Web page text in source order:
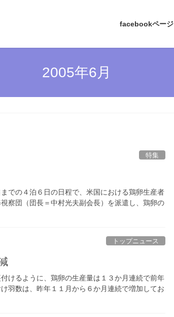
facebookページ
2005年6月
特集
での４泊６日の日程で、米国における鶏卵生産者
察団（団長＝中村光夫副会長）を派遣し、鶏卵の
トップニュース
けるように、鶏卵の生産量は１３か月連続で前年
羽数は、昨年１１月から６か月連続で増加してお